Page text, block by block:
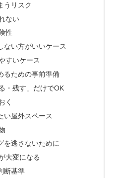
うリスク
ない
性
ない方がいいケース
すいケース
るための事前準備
・残す」だけでOK
く
い屋外スペース
を逃さないために
大変になる
断基準